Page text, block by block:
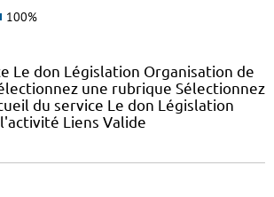
100%
Le don Législation Organisation de
une rubrique Sélectionnez
du service Le don Législation
Liens Valide